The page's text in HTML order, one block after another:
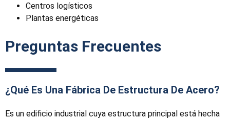
Centros logísticos
Plantas energéticas
Preguntas Frecuentes
¿Qué Es Una Fábrica De Estructura De Acero?
Es un edificio industrial cuya estructura principal está hecha